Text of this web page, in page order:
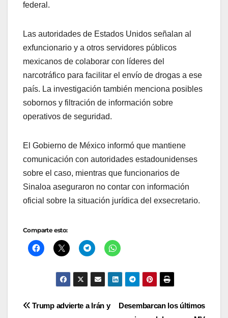
federal.
Las autoridades de Estados Unidos señalan al
exfuncionario y a otros servidores públicos
mexicanos de colaborar con líderes del
narcotráfico para facilitar el envío de drogas a ese
país. La investigación también menciona posibles
sobornos y filtración de información sobre
operativos de seguridad.
El Gobierno de México informó que mantiene
comunicación con autoridades estadounidenses
sobre el caso, mientras que funcionarios de
Sinaloa aseguraron no contar con información
oficial sobre la situación jurídica del exsecretario.
Comparte esto:
Navegación
Desembarcan los últimos
Trump advierte a Irán y